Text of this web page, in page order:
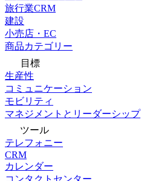
旅行業CRM
建設
小売店・EC
商品カテゴリー
目標
生産性
コミュニケーション
モビリティ
マネジメントとリーダーシップ
ツール
テレフォニー
CRM
カレンダー
コンタクトセンター